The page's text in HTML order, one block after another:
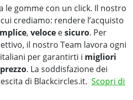
le gomme con un click. Il nostro
crediamo: rendere l’acquisto
, veloce esicuro. Per
il nostro Team lavora ogni
per garantirti i migliori
. La soddisfazione dei
di Blackcircles.it. Scopri di